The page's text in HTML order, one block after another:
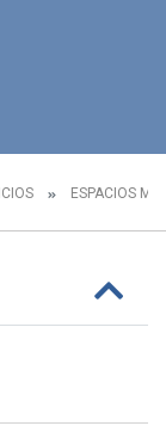
ESPACIOS